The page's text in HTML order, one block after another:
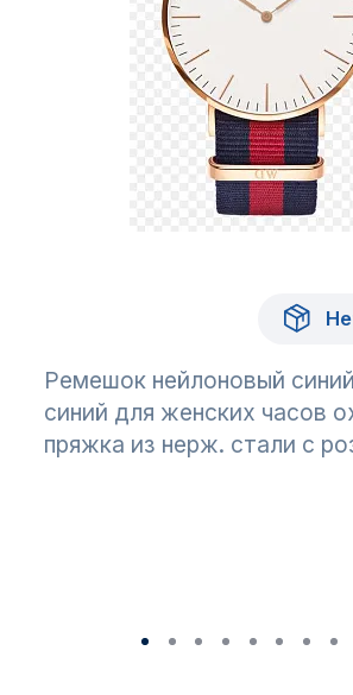
Ремешок нейлоновый
синий для женских часов
пряжка из нерж. стали с